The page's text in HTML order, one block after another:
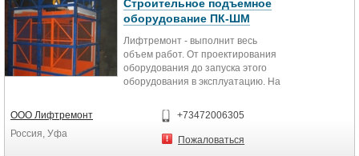
Длина в транспортном положении -
8,43 м
Ширина - 2,30 м
Высота в транспортном положении
- 2,20 м
Скорость передвижения - 0,8-6,0
Колеса - 14-17.5
Источник питания (ДВС) 31кВт-42
Строительное подъемное
оборудование ПК-ШМ
Лифтремонт - выполнит весь
объем работ. От проектирования
оборудования до запуска этого
оборудования в эксплуатацию. На
изготовим любой грузовой
подъемник индивидуально по
Вашим размерам. Подъемное
ООО Лифтремонт
Россия, Уфа
+73472006305
Пожаловаться